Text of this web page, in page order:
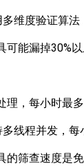
维度验证算法
可能漏掉30%
理，每小时最
多线程并发，
的筛查速度是